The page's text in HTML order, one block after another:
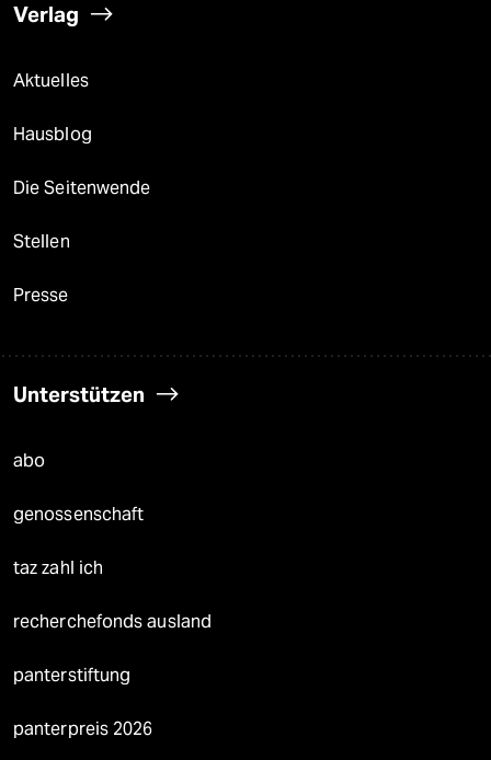
Verlag
Aktuelles
Hausblog
Die Seitenwende
Stellen
Presse
Unterstützen
abo
genossenschaft
taz zahl ich
recherchefonds ausland
panterstiftung
panterpreis 2026